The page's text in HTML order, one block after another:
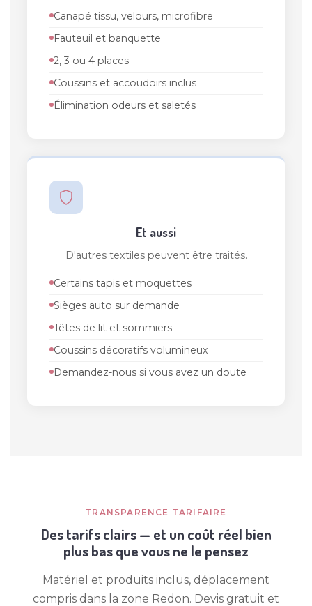
Canapé tissu, velours, microfibre
Fauteuil et banquette
2, 3 ou 4 places
Coussins et accoudoirs inclus
Élimination odeurs et saletés
Et aussi
D'autres textiles peuvent être traités.
Certains tapis et moquettes
Sièges auto sur demande
Têtes de lit et sommiers
Coussins décoratifs volumineux
Demandez-nous si vous avez un doute
TRANSPARENCE TARIFAIRE
Des tarifs clairs — et un coût réel bien
plus bas que vous ne le pensez
Matériel et produits inclus, déplacement
compris dans la zone Redon. Devis gratuit et